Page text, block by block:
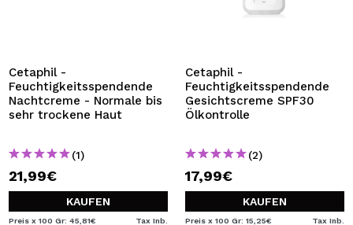
Cetaphil -
Feuchtigkeitsspendende
Nachtcreme - Normale bis
sehr trockene Haut
(1)
21,99€
KAUFEN
Preis x 100 Gr: 45,81€ Tax Inb.
Cetaphil -
Feuchtigkeitsspendende
Gesichtscreme SPF30
Ölkontrolle
(2)
17,99€
KAUFEN
Preis x 100 Gr: 15,25€ Tax Inb.